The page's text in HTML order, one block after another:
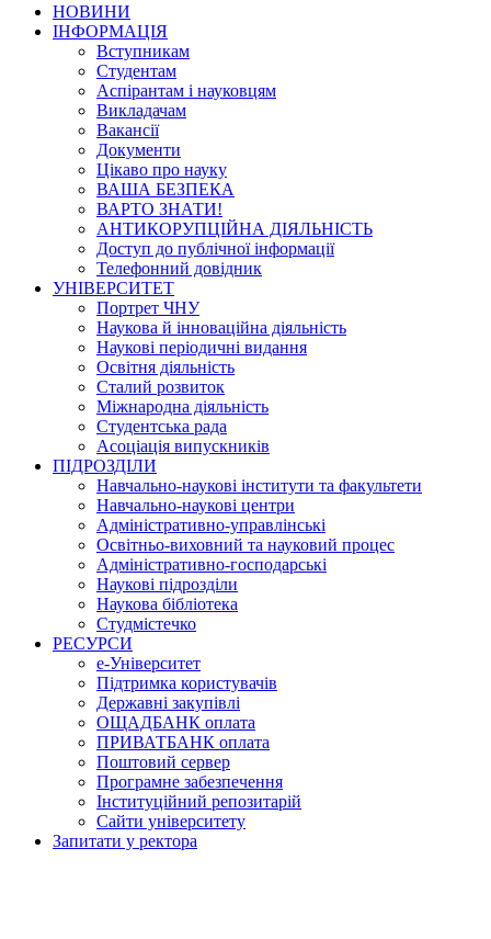
НОВИНИ
ІНФОРМАЦІЯ
Вступникам
Студентам
Аспірантам і науковцям
Викладачам
Вакансії
Документи
Цікаво про науку
ВАША БЕЗПЕКА
ВАРТО ЗНАТИ!
АНТИКОРУПЦІЙНА ДІЯЛЬНІСТЬ
Доступ до публічної інформації
Телефонний довідник
УНІВЕРСИТЕТ
Портрет ЧНУ
Наукова й інноваційна діяльність
Наукові періодичні видання
Освітня діяльність
Сталий розвиток
Міжнародна діяльність
Студентська рада
Асоціація випускників
ПІДРОЗДІЛИ
Навчально-наукові інститути та факультети
Навчально-наукові центри
Адміністративно-управлінські
Освітньо-виховний та науковий процес
Адміністративно-господарські
Наукові підрозділи
Наукова бібліотека
Студмістечко
РЕСУРСИ
е-Університет
Підтримка користувачів
Державні закупівлі
ОЩАДБАНК оплата
ПРИВАТБАНК оплата
Поштовий сервер
Програмне забезпечення
Інституційний репозитарій
Сайти університету
Запитати у ректора